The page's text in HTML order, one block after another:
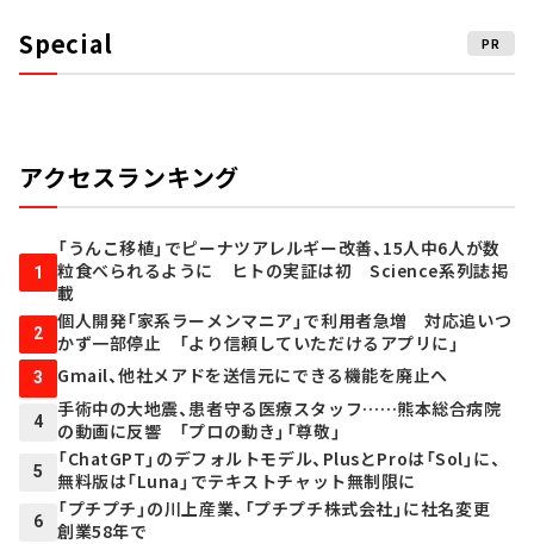
Special PR
アクセスランキング
1
「うんこ移植」でピーナツアレルギー改善、15人中6人が数
粒食べられるように ヒトの実証は初 Science系列誌掲
載
2
個人開発「家系ラーメンマニア」で利用者急増 対応追いつ
かず一部停止 「より信頼していただけるアプリに」
3 Gmail、他社メアドを送信元にできる機能を廃止へ
4
手術中の大地震、患者守る医療スタッフ……熊本総合病院
の動画に反響 「プロの動き」「尊敬」
5
「ChatGPT」のデフォルトモデル、PlusとProは「Sol」に、
無料版は「Luna」でテキストチャット無制限に
6
「プチプチ」の川上産業、「プチプチ株式会社」に社名変更
創業58年で